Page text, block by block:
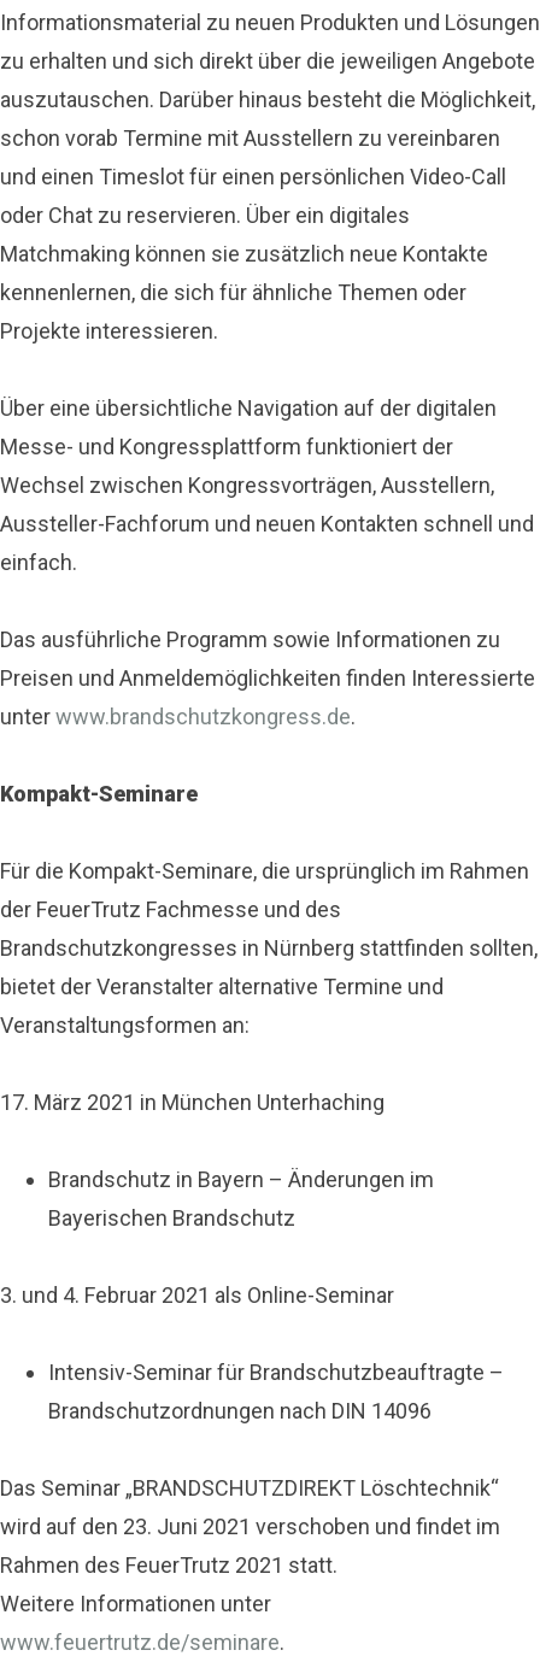
Informationsmaterial zu neuen Produkten und Lösungen
zu erhalten und sich direkt über die jeweiligen Angebote
auszutauschen. Darüber hinaus besteht die Möglichkeit,
schon vorab Termine mit Ausstellern zu vereinbaren
und einen Timeslot für einen persönlichen Video-Call
oder Chat zu reservieren. Über ein digitales
Matchmaking können sie zusätzlich neue Kontakte
kennenlernen, die sich für ähnliche Themen oder
Projekte interessieren.
Über eine übersichtliche Navigation auf der digitalen
Messe- und Kongressplattform funktioniert der
Wechsel zwischen Kongressvorträgen, Ausstellern,
Aussteller-Fachforum und neuen Kontakten schnell und
einfach.
Das ausführliche Programm sowie Informationen zu
Preisen und Anmeldemöglichkeiten finden Interessierte
unterwww.brandschutzkongress.de.
Kompakt-Seminare
Für die Kompakt-Seminare, die ursprünglich im Rahmen
der FeuerTrutz Fachmesse und des
Brandschutzkongresses in Nürnberg stattfinden sollten,
bietet der Veranstalter alternative Termine und
Veranstaltungsformen an:
17. März 2021 in München Unterhaching
Brandschutz in Bayern – Änderungen im
Bayerischen Brandschutz
3. und 4. Februar 2021 als Online-Seminar
Intensiv-Seminar für Brandschutzbeauftragte –
Brandschutzordnungen nach DIN 14096
Das Seminar „BRANDSCHUTZDIREKT Löschtechnik“
wird auf den 23. Juni 2021 verschoben und findet im
Rahmen des FeuerTrutz 2021 statt.
Weitere Informationen unter
www.feuertrutz.de/seminare.